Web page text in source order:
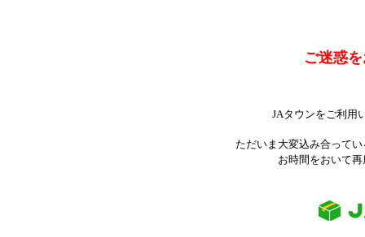
ご迷惑
JAタウンをご利用
ただいま大変込み合って
お時間をおいて